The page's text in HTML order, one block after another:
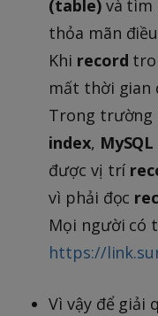
(table)và tìm
thỏa mãn
Khi record
mất thời gian
Trong trường
index, MySQL
được vị trí
vì phải đọc
Mọi người có
https://
Vì vậy để giải